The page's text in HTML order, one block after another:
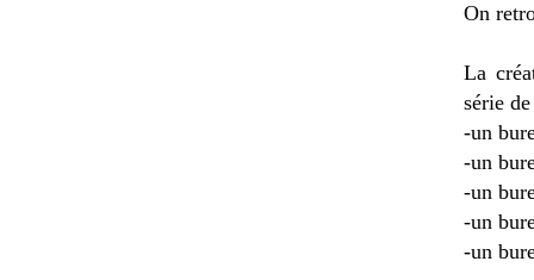
On
La
série
-un
-un
-un
-un
-un